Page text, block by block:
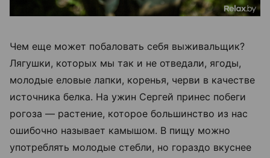
Чем еще может побаловать себя выживальщик?
Лягушки, которых мы так и не отведали, ягоды,
молодые еловые лапки, коренья, черви в качестве
источника белка. На ужин Сергей принес побеги
рогоза — растение, которое большинство из нас
ошибочно называет камышом. В пищу можно
употреблять молодые стебли, но гораздо вкуснее